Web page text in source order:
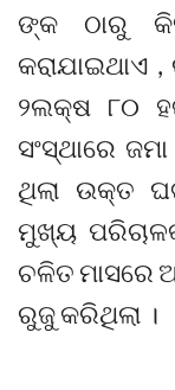
ଙ୍କ ଠାରୁ
୨ଲକ୍ଷ ୮୦
ସଂସ୍ଥାରେ
ଥିଲା ଉକ୍ତ
ମୁଖ୍ୟ
ଚଳିତ ମାସରେ
ରୁଜୁ କରିଥିଲା ।